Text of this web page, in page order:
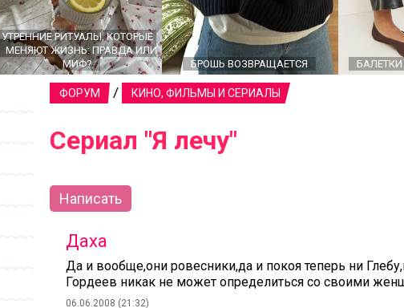
УТРЕННИЕ РИТУАЛЫ, КОТОРЫЕ
МЕНЯЮТ ЖИЗНЬ: ПРАВДА ИЛИ
МИФ?
БРОШЬ ВОЗВРАЩАЕТСЯ БАЛЕТКИ
ФОРУМ / КИНО, ФИЛЬМЫ И СЕРИАЛЫ
Сериал "Я лечу"
Написать
Даха
Да и вообще,они ровесники,да и покоя теперь ни
Гордеев никак не может определиться со своими
06.06.2008 (21:32)